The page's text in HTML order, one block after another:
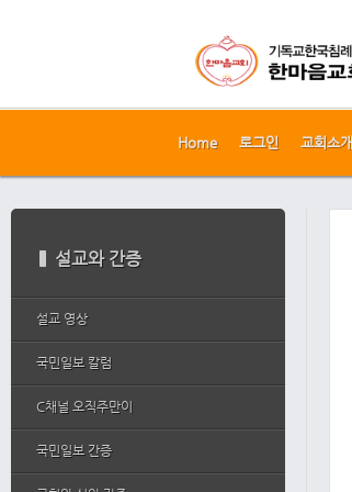
메뉴 건너뛰기
Home 로그인 교회소개
본문시작
설교와 간증
설교 영상
국민일보 칼럼
C채널 오직주만이
국민일보 간증